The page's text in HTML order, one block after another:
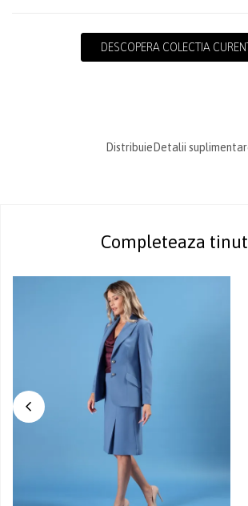
DESCOPERA COLECTIA
Distribuie Detalii
Completeaza